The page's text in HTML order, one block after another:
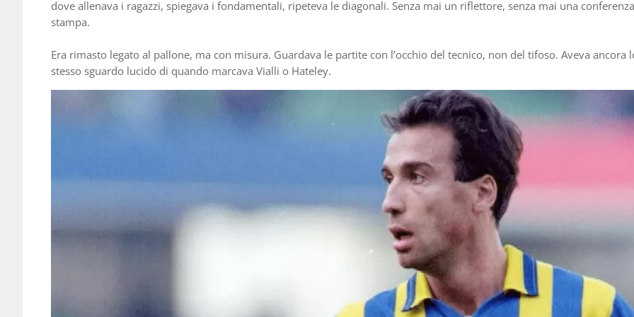
dove allenava i ragazzi, spiegava i fondamentali, ripeteva le diagonali. Senza mai un riflettore, senza mai una conferenza
stampa.
Era rimasto legato al pallone, ma con misura. Guardava le partite con l’occhio del tecnico, non del tifoso. Aveva ancora
stesso sguardo lucido di quando marcava Vialli o Hateley.